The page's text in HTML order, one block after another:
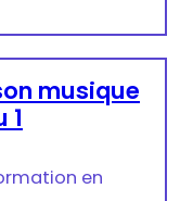
musique
1
en